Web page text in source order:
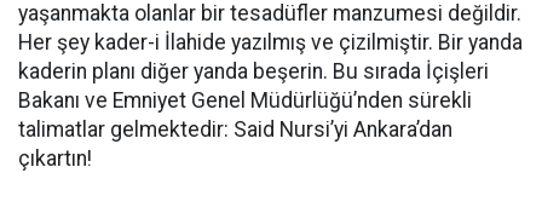
yaşanmakta olanlar bir tesadüfler manzumesi değildir.
Her şey kader-i İlahide yazılmış ve çizilmiştir. Bir yanda
kaderin planı diğer yanda beşerin. Bu sırada İçişleri
Bakanı ve Emniyet Genel Müdürlüğü’nden sürekli
talimatlar gelmektedir: Said Nursi’yi Ankara’dan
çıkartın!